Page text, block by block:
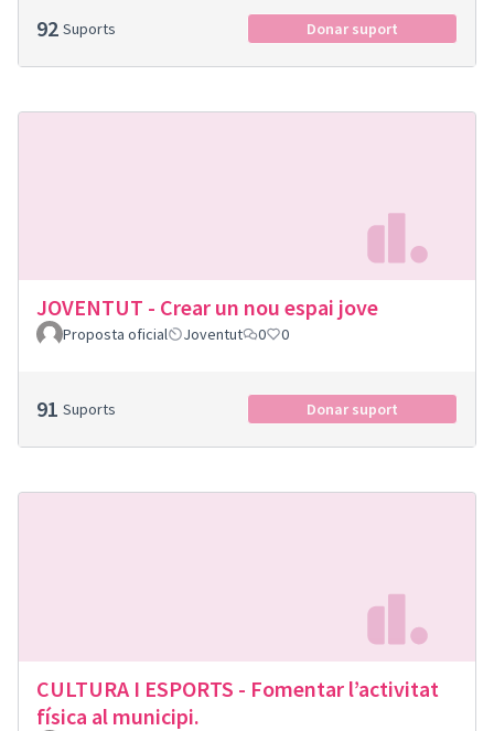
92 Suports Donar suport
JOVENTUT - Crear un nou espai jove
Proposta oficial Joventut 0 0
91 Suports Donar suport
CULTURA I ESPORTS - Fomentar l’activitat
física al municipi.